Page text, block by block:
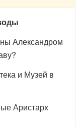
Александром
и Музей в
Аристарх